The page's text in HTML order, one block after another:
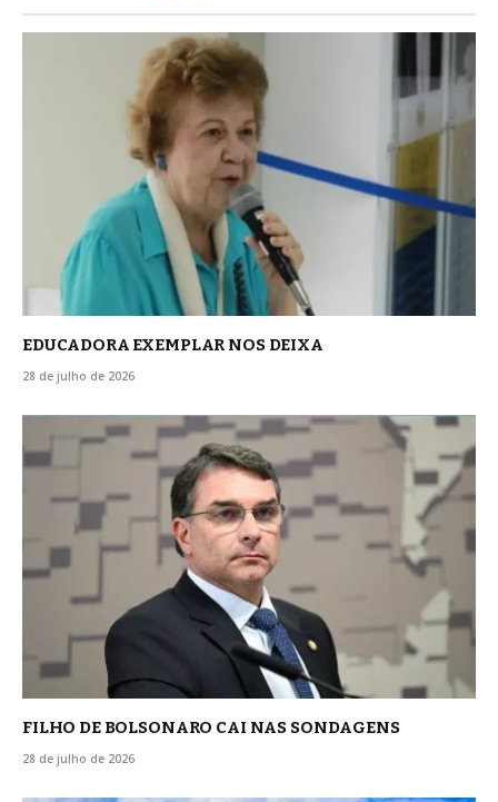
EDUCADORA EXEMPLAR NOS DEIXA
28 de julho de 2026
FILHO DE BOLSONARO CAI NAS SONDAGENS
28 de julho de 2026